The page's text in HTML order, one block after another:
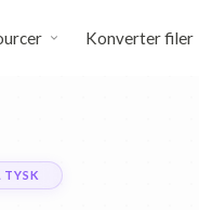
Konverter filer
TYSK